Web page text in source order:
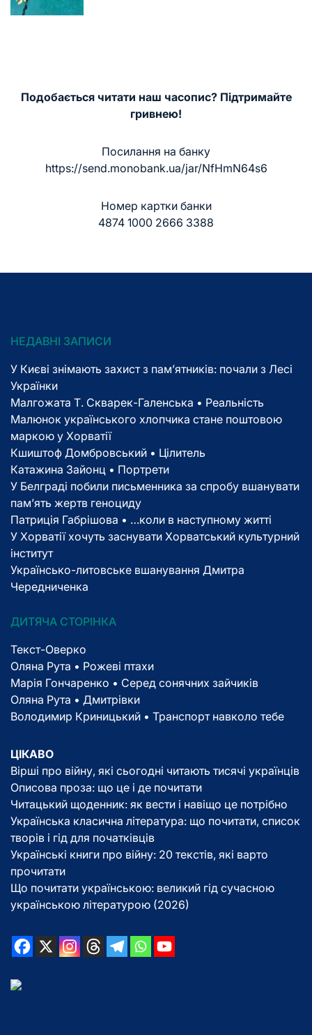
Подобається читати наш часопис? Підтримайте
гривнею!
Посилання на банку
https://send.monobank.ua/jar/NfHmN64s6
Номер картки банки
4874 1000 2666 3388
НЕДАВНІ ЗАПИСИ
У Києві знімають захист з пам’ятників: почали з Лесі
Українки
Малгожата Т. Скварек-Галенська • Реальність
Малюнок українського хлопчика стане поштовою
маркою у Хорватії
Кшиштоф Домбровський • Цілитель
Катажина Зайонц • Портрети
У Белграді побили письменника за спробу вшанувати
пам’ять жертв геноциду
Патриція Габрішова • …коли в наступному житті
У Хорватії хочуть заснувати Хорватський культурний
інститут
Українсько-литовське вшанування Дмитра
Чередниченка
ДИТЯЧА СТОРІНКА
Текст-Оверко
Оляна Рута • Рожеві птахи
Марія Гончаренко • Серед сонячних зайчиків
Оляна Рута • Дмитрівки
Володимир Криницький • Транспорт навколо тебе
ЦІКАВО
Вірші про війну, які сьогодні читають тисячі українців
Описова проза: що це і де почитати
Читацький щоденник: як вести і навіщо це потрібно
Українська класична література: що почитати, список
творів і гід для початківців
Українські книги про війну: 20 текстів, які варто
прочитати
Що почитати українською: великий гід сучасною
українською літературою (2026)